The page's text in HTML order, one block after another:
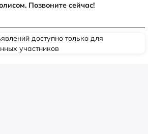
Позвоните сейчас!
доступно только для
участников